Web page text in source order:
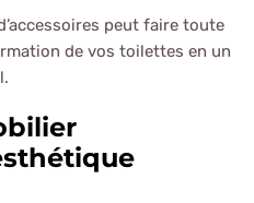
peut faire toute
de vos toilettes en un